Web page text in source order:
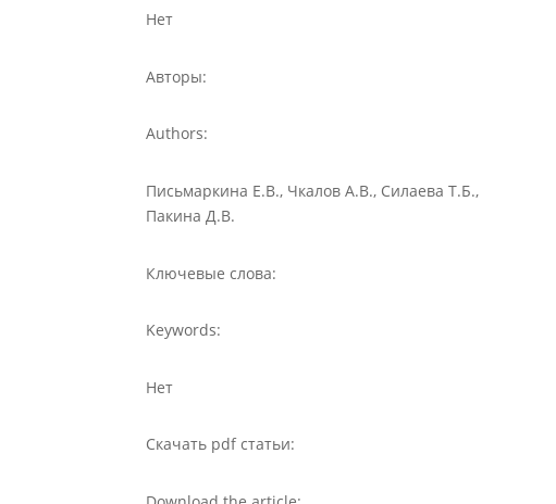
Нет
Авторы:
Authors:
Письмаркина Е.В., Чкалов А.В., Силаева Т.Б.,
Пакина Д.В.
Ключевые слова:
Keywords:
Нет
Скачать pdf статьи: